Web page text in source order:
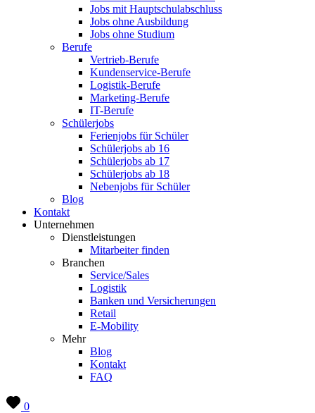
Jobs mit Hauptschulabschluss
Jobs ohne Ausbildung
Jobs ohne Studium
Berufe
Vertrieb-Berufe
Kundenservice-Berufe
Logistik-Berufe
Marketing-Berufe
IT-Berufe
Schülerjobs
Ferienjobs für Schüler
Schülerjobs ab 16
Schülerjobs ab 17
Schülerjobs ab 18
Nebenjobs für Schüler
Blog
Kontakt
Unternehmen
Dienstleistungen
Mitarbeiter finden
Branchen
Service/Sales
Logistik
Banken und Versicherungen
Retail
E-Mobility
Mehr
Blog
Kontakt
FAQ
0